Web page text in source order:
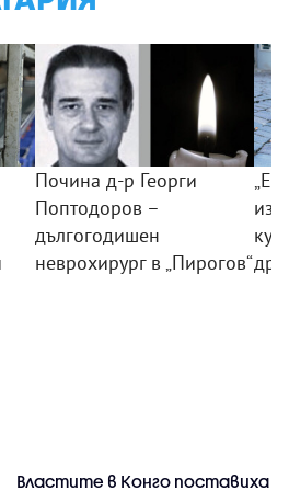
Почина д-р Георги
Поптодоров –
дългогодишен
неврохирург в „Пирогов“
Властите в Конго поставиха